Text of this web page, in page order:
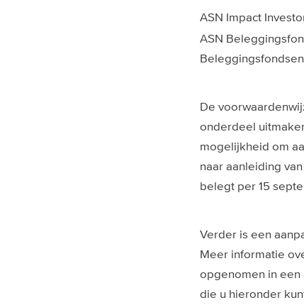
ASN Impact
ASN
De
onderdeel
mogelijkheid om
naar aanleiding
belegt per 15
Verder is een
Meer informatie
opgenomen in een
die u hieronder